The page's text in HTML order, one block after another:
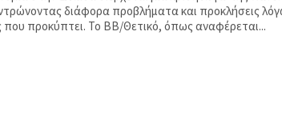
διάφορα προβλήματα και προκλήσεις
που προκύπτει. Το BB/Θετικό, όπως αναφέρεται...